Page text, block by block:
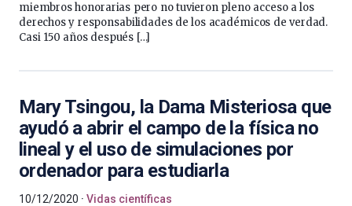
miembros honorarias pero no tuvieron pleno acceso a los
derechos y responsabilidades de los académicos de verdad.
Casi 150 años después […]
Mary Tsingou, la Dama Misteriosa que
ayudó a abrir el campo de la física no
lineal y el uso de simulaciones por
ordenador para estudiarla
10/12/2020 Vidas científicas